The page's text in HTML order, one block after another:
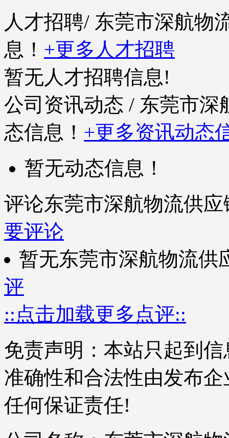
人才招聘/ 东莞市深航物
息！ +更多人才招聘
暂无人才招聘信息!
公司资讯动态 / 东莞市深
态信息！ +更多资讯动态
暂无动态信息！
评论东莞市深航物流供
要评论
暂无东莞市深航物流
评
::点击加载更多点评::
免责声明：本站只起到
准确性和合法性由发布
任何保证责任!